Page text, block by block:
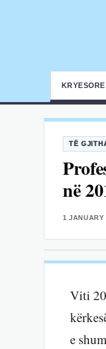
KRYESORE
TË
në
1 JANUARY
Viti
e